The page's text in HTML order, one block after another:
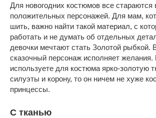
Для новогодних костюмов все стараются
положительных персонажей. Для мам,
шить, важно найти такой материал, с
работать и не думать об отдельных
девочки мечтают стать Золотой рыбкой.
сказочный персонаж исполняет
используете для костюма ярко-золотую
силуэты и корону, то он ничем не хуже
принцессы.
С тканью